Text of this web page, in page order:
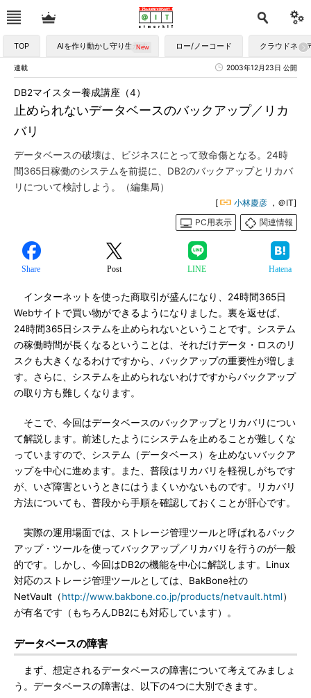
TOP AIを作り動かし守り生かす ロー/ノーコード クラウドネイ
連載 2003年12月23日 公開
止められないデータベースのバックアップ／リカ
バリ
DB2マイスター養成講座（4）
データベースの破壊は、ビジネスにとって致命傷となる。24時
間365日稼働のシステムを前提に、DB2のバックアップとリカバ
リについて検討しよう。（編集局）
[ 小林慶彦 ，＠IT]
PC用表示
関連情報
Share Post LINE Hatena
インターネットを使った商取引が盛んになり、24時間365日
Webサイトで買い物ができるようになりました。裏を返せば、
24時間365日システムを止められないということです。システム
の稼働時間が長くなるということは、それだけデータ・ロスのリ
スクも大きくなるわけですから、バックアップの重要性が増しま
す。さらに、システムを止められないわけですからバックアップ
の取り方も難しくなります。
そこで、今回はデータベースのバックアップとリカバリについ
て解説します。前述したようにシステムを止めることが難しくな
っていますので、システム（データベース）を止めないバックア
ップを中心に進めます。また、普段はリカバリを軽視しがちです
が、いざ障害というときにはうまくいかないものです。リカバリ
方法についても、普段から手順を確認しておくことが肝心です。
実際の運用場面では、ストレージ管理ツールと呼ばれるバック
アップ・ツールを使ってバックアップ／リカバリを行うのが一般
的です。しかし、今回はDB2の機能を中心に解説します。Linux
対応のストレージ管理ツールとしては、BakBone社の
NetVault（http://www.bakbone.co.jp/products/netvault.html）
が有名です（もちろんDB2にも対応しています）。
データベースの障害
まず、想定されるデータベースの障害について考えてみましょ
う。データベースの障害は、以下の4つに大別できます。